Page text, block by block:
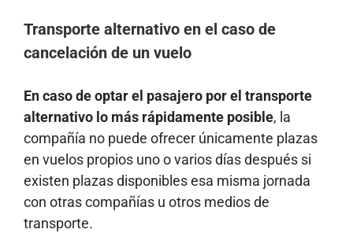
Transporte alternativo en el caso de
cancelación de un vuelo
En caso de optar el pasajero por el transporte
alternativo lo más rápidamente posible, la
compañía no puede ofrecer únicamente plazas
en vuelos propios uno o varios días después si
existen plazas disponibles esa misma jornada
con otras compañías u otros medios de
transporte.